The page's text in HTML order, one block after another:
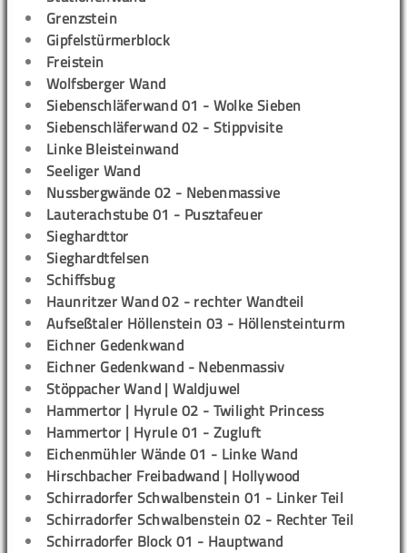
Grenzstein
Gipfelstürmerblock
Freistein
Wolfsberger Wand
Siebenschläferwand 01 - Wolke Sieben
Siebenschläferwand 02 - Stippvisite
Linke Bleisteinwand
Seeliger Wand
Nussbergwände 02 - Nebenmassive
Lauterachstube 01 - Pusztafeuer
Sieghardttor
Sieghardtfelsen
Schiffsbug
Haunritzer Wand 02 - rechter Wandteil
Aufseßtaler Höllenstein 03 - Höllensteinturm
Eichner Gedenkwand
Eichner Gedenkwand - Nebenmassiv
Stöppacher Wand | Waldjuwel
Hammertor | Hyrule 02 - Twilight Princess
Hammertor | Hyrule 01 - Zugluft
Eichenmühler Wände 01 - Linke Wand
Hirschbacher Freibadwand | Hollywood
Schirradorfer Schwalbenstein 01 - Linker Teil
Schirradorfer Schwalbenstein 02 - Rechter Teil
Schirradorfer Block 01 - Hauptwand